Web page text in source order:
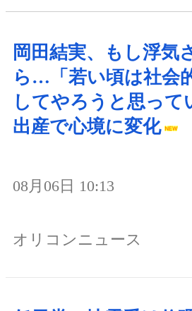
岡田結実、もし浮気
ら…「若い頃は社会
してやろうと思って
出産で心境に変化
08月06日 10:13
オリコンニュース